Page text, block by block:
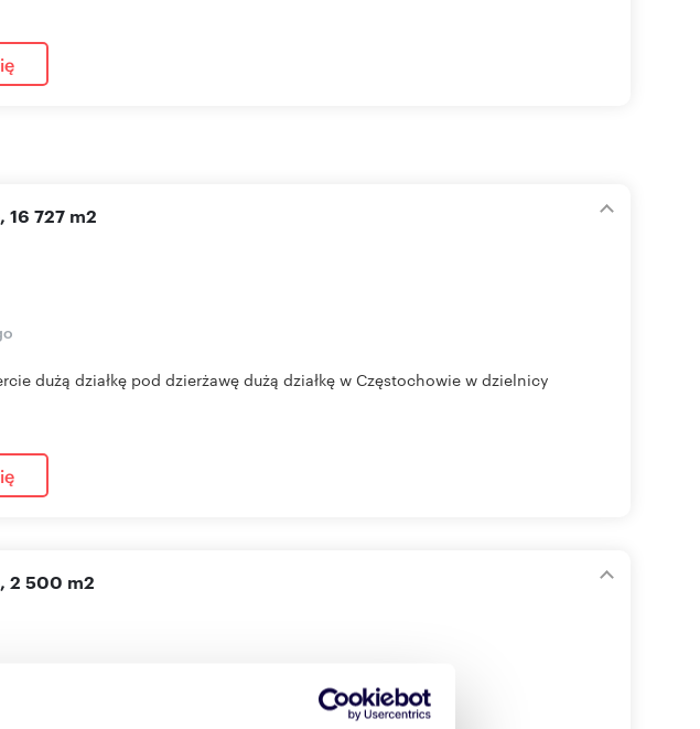
16 727 m2
dużą działkę pod dzierżawę dużą działkę w Częstochowie w dzielnicy
2 500 m2